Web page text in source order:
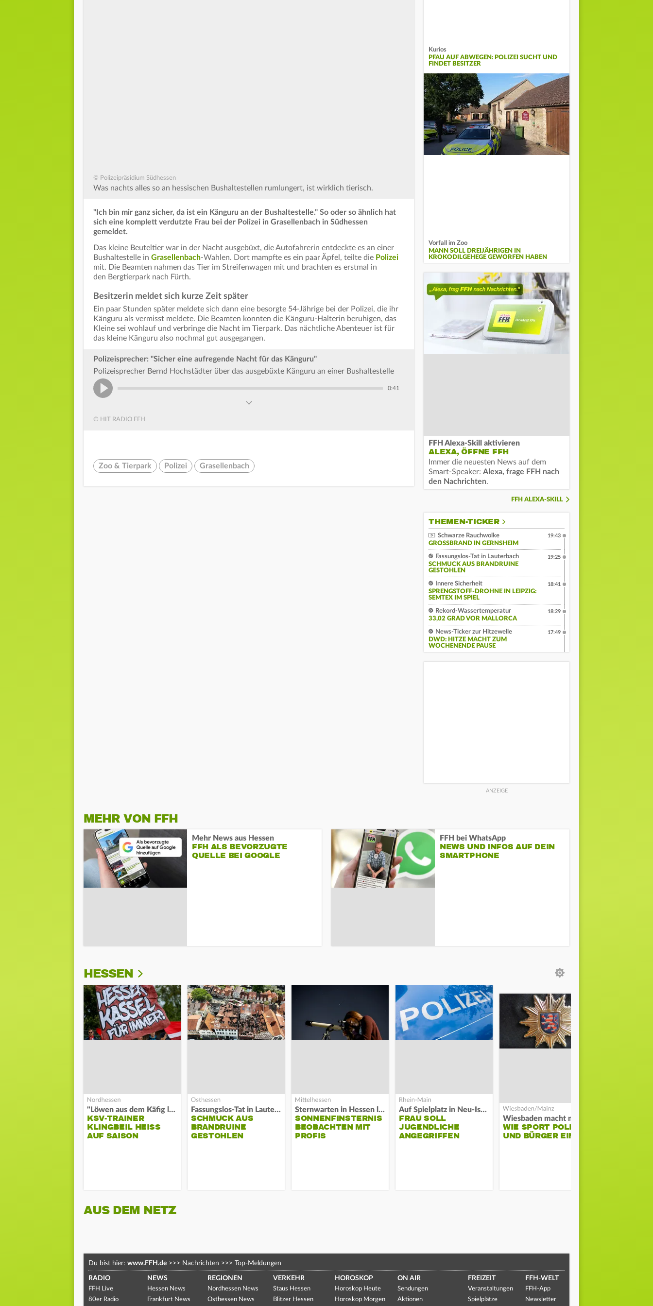
© Polizeipräsidium Südhessen
Was nachts alles so an hessischen Bushaltestellen rumlungert, ist wirklich tierisch.
"Ich bin mir ganz sicher, da ist ein Känguru an der Bushaltestelle." So oder so ähnlich hat
sich eine komplett verdutzte Frau bei der Polizei in Grasellenbach in Südhessen
gemeldet.
Das kleine Beuteltier war in der Nacht ausgebüxt, die Autofahrerin entdeckte es an einer
Bushaltestelle in Grasellenbach-Wahlen. Dort mampfte es ein paar Äpfel, teilte die Polizei
mit. Die Beamten nahmen das Tier im Streifenwagen mit und brachten es erstmal in
den Bergtierpark nach Fürth.
Besitzerin meldet sich kurze Zeit später
Ein paar Stunden später meldete sich dann eine besorgte 54-Jährige bei der Polizei, die ihr
Känguru als vermisst meldete. Die Beamten konnten die Känguru-Halterin beruhigen, das
Kleine sei wohlauf und verbringe die Nacht im Tierpark. Das nächtliche Abenteuer ist für
das kleine Känguru also nochmal gut ausgegangen.
Polizeisprecher: "Sicher eine aufregende Nacht für das Känguru"
Polizeisprecher Bernd Hochstädter über das ausgebüxte Känguru an einer Bushaltestelle
0:41
© HIT RADIO FFH
Zoo & Tierpark Polizei Grasellenbach
Kurios
PFAU AUF ABWEGEN: POLIZEI SUCHT UND
FINDET BESITZER
Vorfall im Zoo
MANN SOLL DREIJÄHRIGEN IN
KROKODILGEHEGE GEWORFEN HABEN
FFH Alexa-Skill aktivieren
ALEXA, ÖFFNE FFH
Immer die neuesten News auf dem
Smart-Speaker: Alexa, frage FFH nach
den Nachrichten.
FFH ALEXA-SKILL
THEMEN-TICKER
Schwarze Rauchwolke
GROSSBRAND IN GERNSHEIM
19:43
Fassungslos-Tat in Lauterbach
SCHMUCK AUS BRANDRUINE
GESTOHLEN
19:25
Innere Sicherheit
SPRENGSTOFF-DROHNE IN LEIPZIG:
SEMTEX IM SPIEL
18:41
Rekord-Wassertemperatur
33,02 GRAD VOR MALLORCA
18:29
News-Ticker zur Hitzewelle
DWD: HITZE MACHT ZUM
WOCHENENDE PAUSE
17:49
MEHR VON FFH
Mehr News aus Hessen
FFH ALS BEVORZUGTE
QUELLE BEI GOOGLE
FFH bei WhatsApp
NEWS UND INFOS AUF DEIN
SMARTPHONE
HESSEN
"Löwen aus dem Käfig lassen"
KSV-TRAINER
KLINGBEIL HEISS A
UF SAISON
Fassungslos-Tat in Lauterbach
SCHMUCK AUS
BRANDRUINE
GESTOHLEN
Sternwarten in Hessen laden ein
SONNENFINSTERNIS
BEOBACHTEN MIT
PROFIS
Auf Spielplatz in Neu-Isenburg
FRAU SOLL
JUGENDLICHE
ANGEGRIFFEN
Wiesbaden macht mobil
WIE SPORT POLIZEI
UND BÜRGER EINT
AUS DEM NETZ
Du bist hier: www.FFH.de >>> Nachrichten >>> Top-Meldungen
RADIO
FFH Live
80er Radio
NEWS
Hessen News
Frankfurt News
REGIONEN
Nordhessen News
Osthessen News
VERKEHR
Staus Hessen
Blitzer Hessen
HOROSKOP
Horoskop Heute
Horoskop Morgen
ON AIR
Sendungen
Aktionen
FREIZEIT
Veranstaltungen
Spielplätze
FFH-WELT
FFH-App
Newsletter